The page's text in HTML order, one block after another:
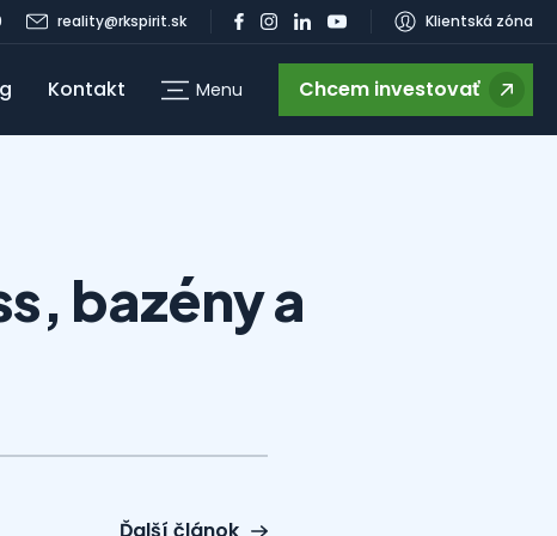
reality@rkspirit.sk Klientská zóna
Kontakt Menu Chcem investovať
bazény a